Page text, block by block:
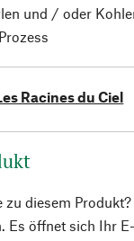
und / oder
Racines du Ciel
zu diesem
Es öffnet sich Ihr